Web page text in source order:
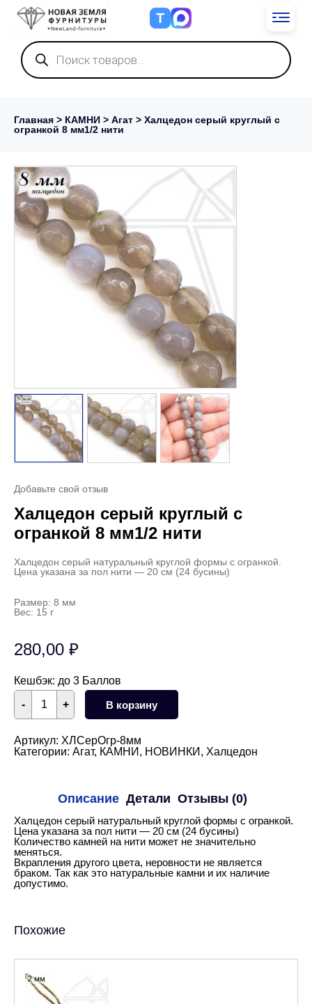
Т
Поиск
товаров
Главная > КАМНИ > Агат > Халцедон серый круглый с
огранкой 8 мм1/2 нити
Добавьте свой отзыв
Халцедон серый круглый с
огранкой 8 мм1/2 нити
Халцедон серый натуральный круглой формы с огранкой.
Цена указана за пол нити — 20 см (24 бусины)
Размер: 8 мм
Вес: 15 г
280,00 ₽
Кешбэк: до 3 Баллов
+
Количество
товара
Халцедон
круглый
с
нити
- В корзину
Артикул: ХЛСерОгр-8мм
Категории: Агат, КАМНИ , НОВИНКИ , Халцедон
Описание Детали Отзывы (0)
Халцедон серый натуральный круглой формы с огранкой.
Цена указана за пол нити — 20 см (24 бусины)
Количество камней на нити может не значительно
меняться.
Вкрапления другого цвета, неровности не является
браком. Так как это натуральные камни и их наличие
допустимо.
Похожие